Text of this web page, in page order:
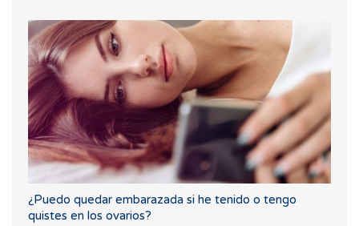
¿Puedo quedar embarazada si he tenido o tengo
quistes en los ovarios?